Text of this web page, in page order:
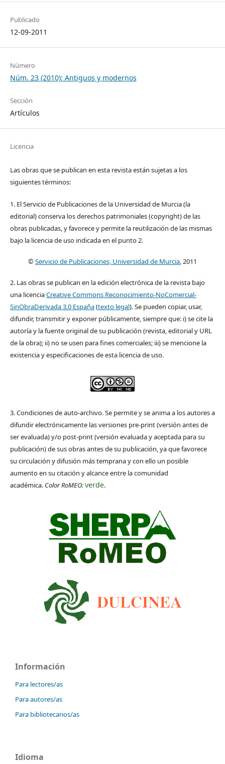
Publicado
12-09-2011
Número
Núm. 23 (2010): Antiguos y modernos
Sección
Artículos
Licencia
Las obras que se publican en esta revista están sujetas a los
siguientes términos:
1. El Servicio de Publicaciones de la Universidad de Murcia (la
editorial) conserva los derechos patrimoniales (copyright) de las
obras publicadas, y favorece y permite la reutilización de las mismas
bajo la licencia de uso indicada en el punto 2.
©Servicio de Publicaciones, Universidad de Murcia, 2011
2. Las obras se publican en la edición electrónica de la revista bajo
una licenciaCreative Commons Reconocimiento-NoComercial-
SinObraDerivada 3.0 España(texto legal). Se pueden copiar, usar,
difundir, transmitir y exponer públicamente, siempre que: i) se cite la
autoría y la fuente original de su publicación (revista, editorial y URL
de la obra); ii) no se usen para fines comerciales; iii) se mencione la
existencia y especificaciones de esta licencia de uso.
3. Condiciones de auto-archivo. Se permite y se anima a los autores a
difundir electrónicamente las versiones pre-print (versión antes de
ser evaluada) y/o post-print (versión evaluada y aceptada para su
publicación) de sus obras antes de su publicación, ya que favorece
su circulación y difusión más temprana y con ello un posible
aumento en su citación y alcance entre la comunidad
académica. Color RoMEO:verde.
Información
Para lectores/as
Para autores/as
Para bibliotecarios/as
Idioma